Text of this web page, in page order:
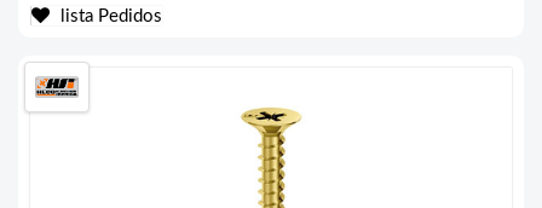
lista Pedidos